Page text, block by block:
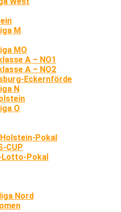
M
MO
A – NO1
A – NO2
Eckernförde
N
O
Pokal
CUP
Lotto-Pokal
Nord